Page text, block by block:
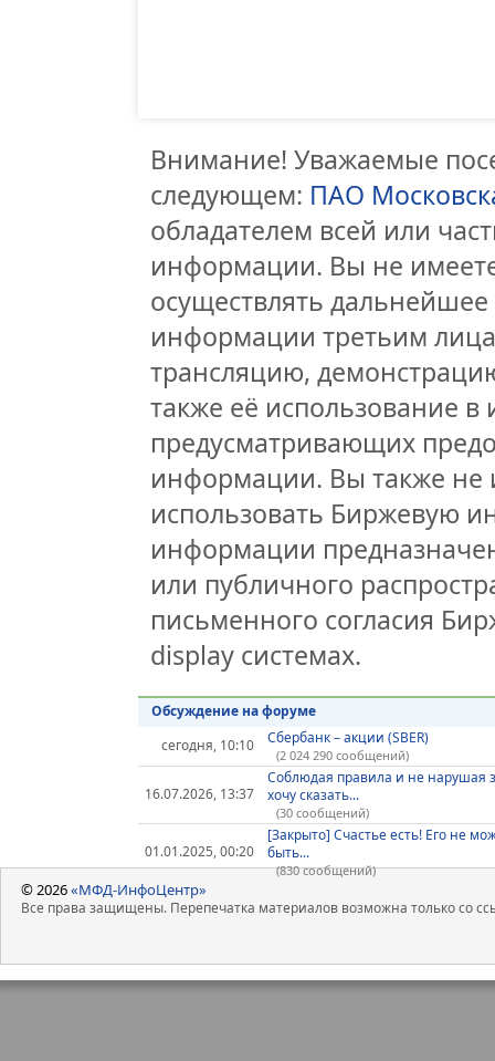
Внимание! Уважаемые
следующем: ПАО
обладателем всей или
информации. Вы не
осуществлять
информации третьим
трансляцию,
также её использование
предусматривающих
информации. Вы также не
использовать Биржевую
информации
или публичного
письменного согласия
display системах.
Обсуждение на форуме
сегодня, 10:10
Сбербанк – акции (SBER)
(2 024 290 сообщений)
16.07.2026, 13:37
Соблюдая правила и не нарушая
хочу сказать...
(30 сообщений)
01.01.2025, 00:20
[Закрыто] Счастье есть! Его не
быть...
(830 сообщений)
© 2026«МФД-ИнфоЦентр»
Все права защищены. Перепечатка материалов возможна только со